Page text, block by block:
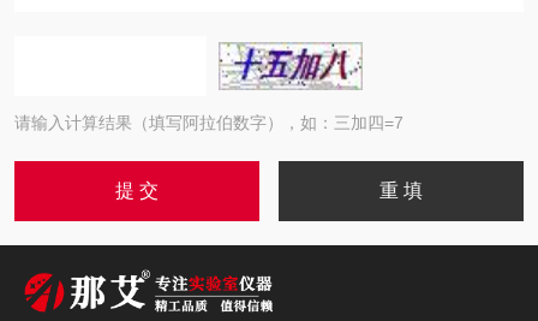
请输入计算结果（填写阿拉伯数字），如：三加四=7